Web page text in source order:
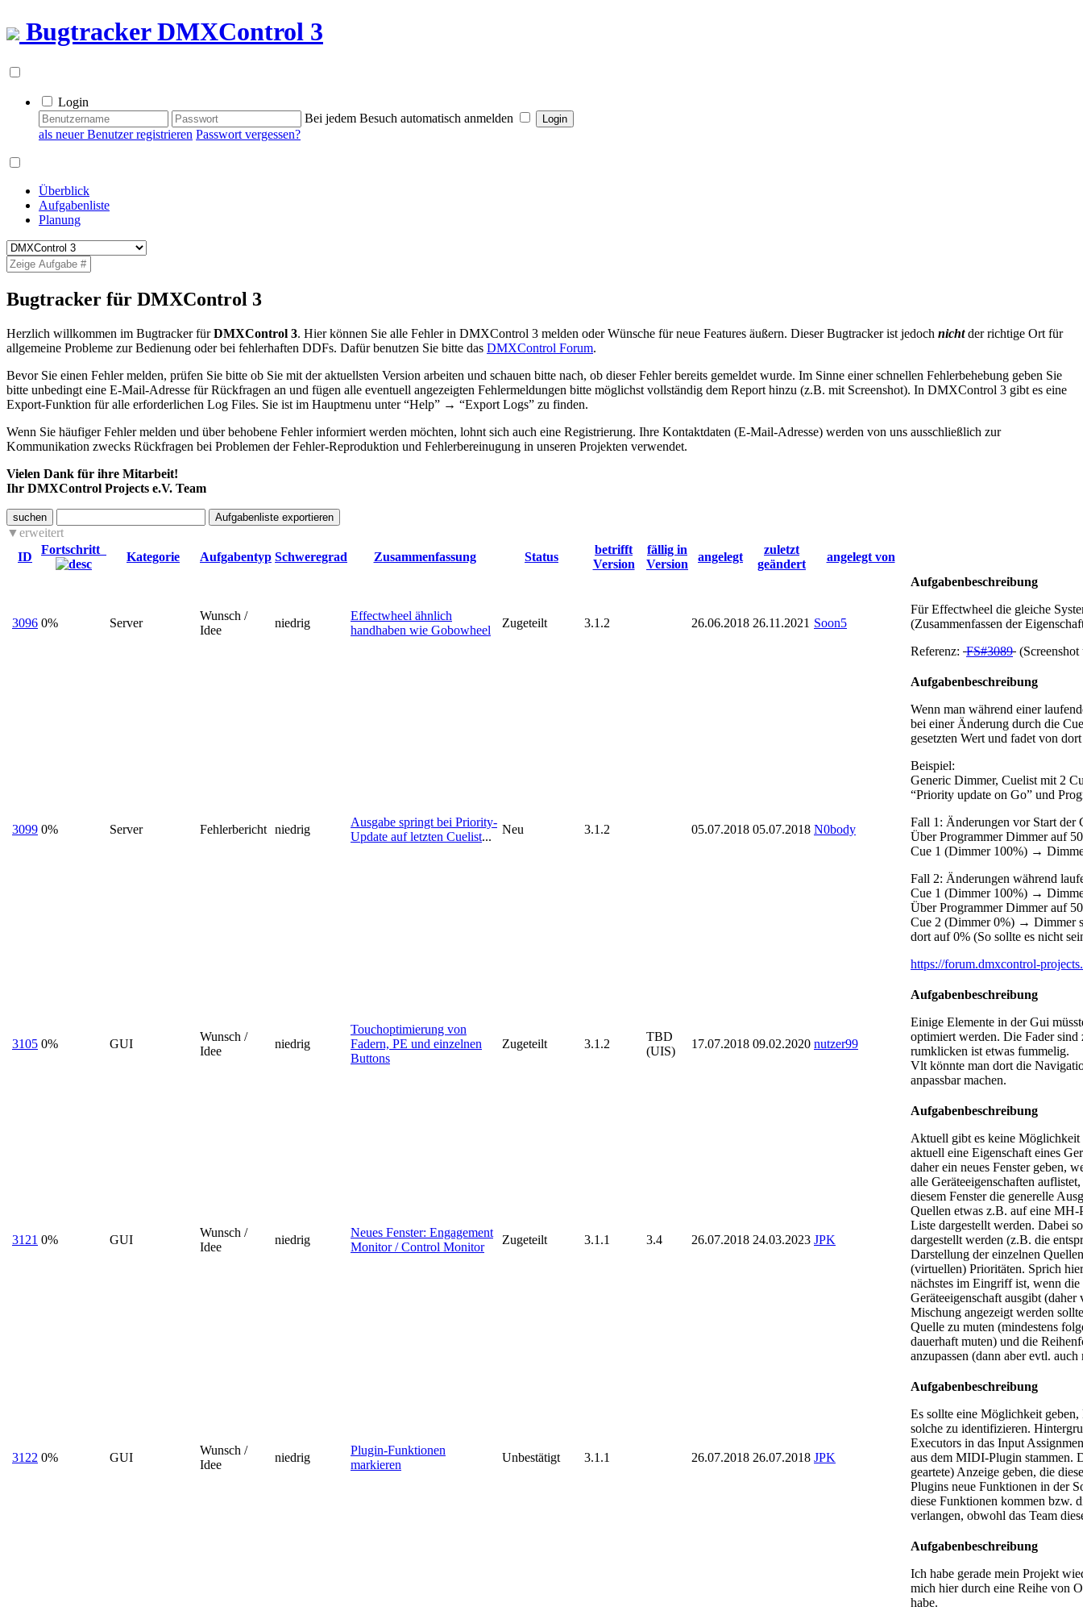
BugtrackerDMXControl 3
Login
Bei jedem Besuch automatisch anmelden
als neuer Benutzer registrieren Passwort vergessen?
Überblick
Aufgabenliste
Planung
Bugtracker für DMXControl 3
Herzlich willkommen im Bugtracker fürDMXControl 3. Hier können Sie alle Fehler in DMXControl 3 melden oder Wünsche für neue Features äußern. Dieser Bugtracker ist jedoch nichtder richtige Ort für
allgemeine Probleme zur Bedienung oder bei fehlerhaften DDFs. Dafür benutzen Sie bitte das DMXControl Forum.
Bevor Sie einen Fehler melden, prüfen Sie bitte ob Sie mit der aktuellsten Version arbeiten und schauen bitte nach, ob dieser Fehler bereits gemeldet wurde. Im Sinne einer schnellen Fehlerbehebung geben Sie
bitte unbedingt eine E-Mail-Adresse für Rückfragen an und fügen alle eventuell angezeigten Fehlermeldungen bitte möglichst vollständig dem Report hinzu (z.B. mit Screenshot). In DMXControl 3 gibt es eine
Export-Funktion für alle erforderlichen Log Files. Sie ist im Hauptmenu unter “Help” → “Export Logs” zu finden.
Wenn Sie häufiger Fehler melden und über behobene Fehler informiert werden möchten, lohnt sich auch eine Registrierung. Ihre Kontaktdaten (E-Mail-Adresse) werden von uns ausschließlich zur
Kommunikation zwecks Rückfragen bei Problemen der Fehler-Reproduktion und Fehlerbereinugung in unseren Projekten verwendet.
Vielen Dank für ihre Mitarbeit!
Ihr DMXControl Projects e.V. Team
suchen
erweitert
ID
Fortschritt
Kategorie Aufgabentyp Schweregrad Zusammenfassung Status
betrifft
Version
fällig in
Version
angelegt
zuletzt
geändert
angelegt von
3096 0% Server
Wunsch /
Idee
niedrig
Effectwheel ähnlich
handhaben wie Gobowheel
Zugeteilt 3.1.2 26.06.2018 26.11.2021 Soon5
Aufgabenbeschreibung
Für Effectwheel die gleiche
(Zusammenfassen der
Referenz: FS#3089
3099 0% Server Fehlerbericht niedrig
Ausgabe springt bei Priority-
Update auf letzten Cuelist...
Neu 3.1.2 05.07.2018 05.07.2018 N0body
Aufgabenbeschreibung
Wenn man während einer
bei einer Änderung durch die
gesetzten Wert und fadet von
Beispiel:
Generic Dimmer, Cuelist mit 2
“Priority update on Go” und
Fall 1: Änderungen vor Start der
Über Programmer Dimmer auf
Cue 1 (Dimmer 100%) →
Fall 2: Änderungen während
Cue 1 (Dimmer 100%) →
Über Programmer Dimmer auf
Cue 2 (Dimmer 0%) → Dimmer
dort auf 0% (So sollte es nicht
https://forum.dmxcontrol-
3105 0% GUI
Wunsch /
Idee
niedrig
Touchoptimierung von
Fadern, PE und einzelnen
Buttons
Zugeteilt 3.1.2
TBD
(UIS)
17.07.2018 09.02.2020 nutzer99
Aufgabenbeschreibung
Einige Elemente in der Gui
optimiert werden. Die Fader
rumklicken ist etwas fummelig.
Vlt könnte man dort die
anpassbar machen.
3121 0% GUI
Wunsch /
Idee
niedrig
Neues Fenster: Engagement
Monitor / Control Monitor
Zugeteilt 3.1.1 3.4 26.07.2018 24.03.2023 JPK
Aufgabenbeschreibung
Aktuell gibt es keine Möglichkeit
aktuell eine Eigenschaft eines
daher ein neues Fenster geben,
alle Geräteeigenschaften
diesem Fenster die generelle
Quellen etwas z.B. auf eine MH-
Liste dargestellt werden. Dabei
dargestellt werden (z.B. die
Darstellung der einzelnen
(virtuellen) Prioritäten. Sprich
nächstes im Eingriff ist, wenn
Geräteeigenschaft ausgibt
Mischung angezeigt werden
Quelle zu muten (mindestens
dauerhaft muten) und die
anzupassen (dann aber evtl.
3122 0% GUI
Wunsch /
Idee
niedrig
Plugin-Funktionen
markieren
Unbestätigt 3.1.1 26.07.2018 26.07.2018 JPK
Aufgabenbeschreibung
Es sollte eine Möglichkeit
solche zu identifizieren.
Executors in das Input
aus dem MIDI-Plugin stammen.
geartete) Anzeige geben, die
Plugins neue Funktionen in der
diese Funktionen kommen bzw.
verlangen, obwohl das Team
Aufgabenbeschreibung
Ich habe gerade mein Projekt
mich hier durch eine Reihe von
habe.